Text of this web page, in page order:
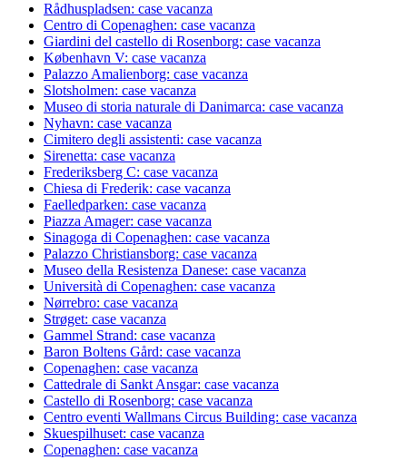
Rådhuspladsen: case vacanza
Centro di Copenaghen: case vacanza
Giardini del castello di Rosenborg: case vacanza
København V: case vacanza
Palazzo Amalienborg: case vacanza
Slotsholmen: case vacanza
Museo di storia naturale di Danimarca: case vacanza
Nyhavn: case vacanza
Cimitero degli assistenti: case vacanza
Sirenetta: case vacanza
Frederiksberg C: case vacanza
Chiesa di Frederik: case vacanza
Faelledparken: case vacanza
Piazza Amager: case vacanza
Sinagoga di Copenaghen: case vacanza
Palazzo Christiansborg: case vacanza
Museo della Resistenza Danese: case vacanza
Università di Copenaghen: case vacanza
Nørrebro: case vacanza
Strøget: case vacanza
Gammel Strand: case vacanza
Baron Boltens Gård: case vacanza
Copenaghen: case vacanza
Cattedrale di Sankt Ansgar: case vacanza
Castello di Rosenborg: case vacanza
Centro eventi Wallmans Circus Building: case vacanza
Skuespilhuset: case vacanza
Copenaghen: case vacanza